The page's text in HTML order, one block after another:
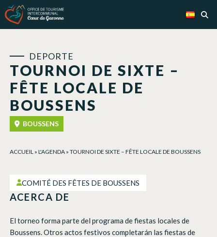
TOURNOI DE SIXTE –
FÊTE LOCALE DE
BOUSSENS
DEPORTE
BOUSSENS
ACCUEIL » L'AGENDA » TOURNOI DE SIXTE – FÊTE LOCALE DE BOUSSENS
COMITÉ DES FÊTES DE BOUSSENS
ACERCA DE
El torneo forma parte del programa de fiestas locales de
Boussens. Otros actos festivos completarán las fiestas de
Panel de gestión de cookies